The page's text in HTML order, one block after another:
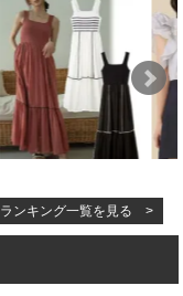
ランキング一覧を見る >